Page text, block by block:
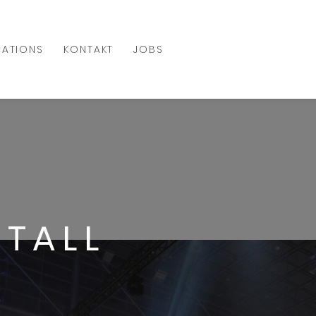
KONTAKT JOBS